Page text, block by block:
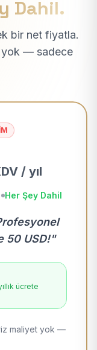
Dahil.
bir net fiyatla.
yok — sadece
/ yıl
Her Şey Dahil
50 USD!"
ücrete
maliyet yok —